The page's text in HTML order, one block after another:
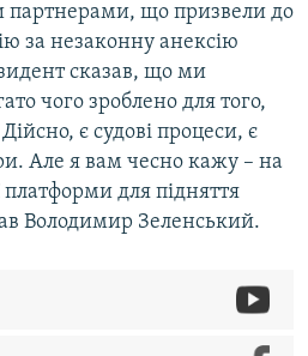
що призвели до
за незаконну анексію
сказав, що ми
чого зроблено для того,
є судові процеси, є
Але я вам чесно кажу – на
платформи для підняття
Володимир Зеленський.